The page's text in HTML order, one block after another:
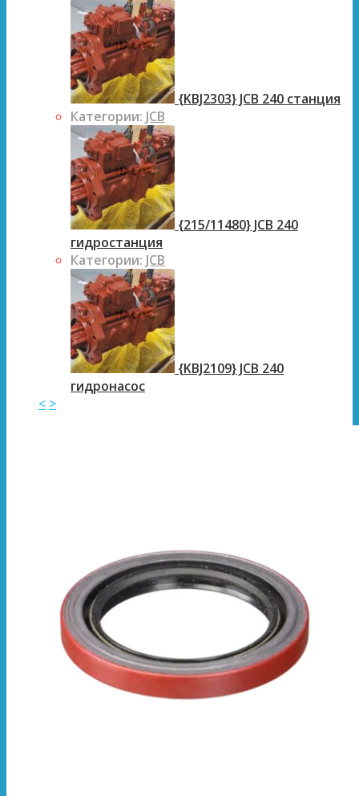
{KBJ2303} JCB 240 станция
Категории: JCB
{215/11480} JCB 240
гидростанция
Категории: JCB
{KBJ2109} JCB 240
гидронасос
< >